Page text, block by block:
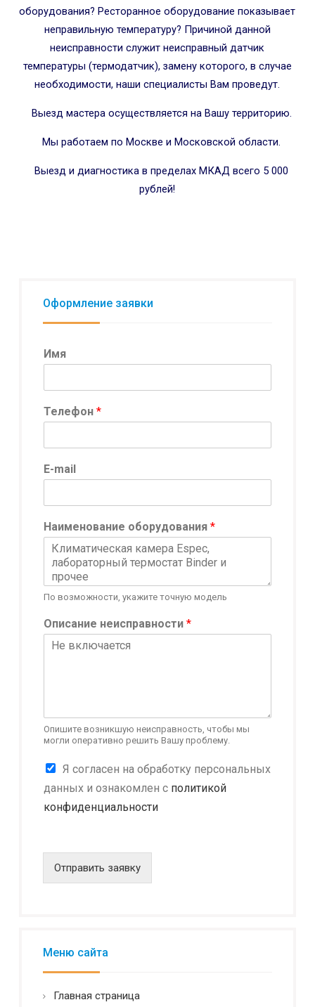
оборудования? Ресторанное оборудование показывает
неправильную температуру? Причиной данной
неисправности служит неисправный датчик
температуры (термодатчик), замену которого, в случае
необходимости, наши специалисты Вам проведут.
Выезд мастера осуществляется на Вашу территорию.
Мы работаем по Москве и Московской области.
Выезд и диагностика в пределах МКАД всего 5 000
рублей!
Оформление заявки
Имя
Телефон *
E-mail
Наименование оборудования *
По возможности, укажите точную модель
н
е
в
н
о
т
и
И
Описание неисправности *
Опишите возникшую неисправность, чтобы мы
могли оперативно решить Вашу проблему.
К
н
ф
е
н
с
т
Я согласен на обработку персональных
данных и ознакомлен с политикой
конфиденциальности
Отправить заявку
Меню сайта
Главная страница